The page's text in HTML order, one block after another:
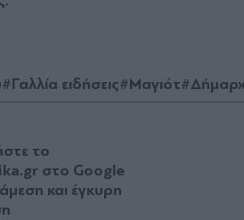
#Γαλλία ειδήσεις#Μαγιότ
το
στο Google
και έγκυρη